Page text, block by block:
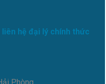
hệ đại lý chính thức